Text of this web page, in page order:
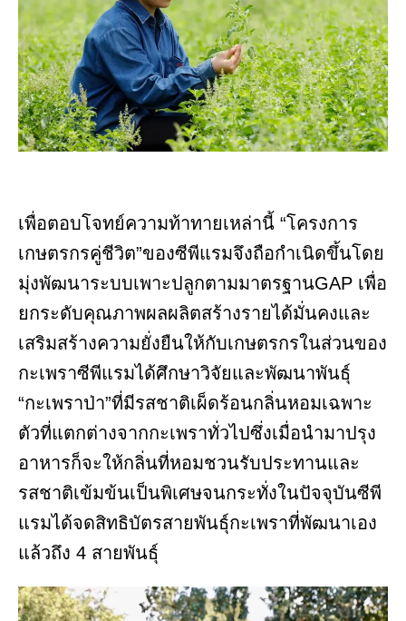
เพื่อตอบโจทย์ความท้าทายเหล่านี้ “โครงการ
เกษตรกรคู่ชีวิต”ของซีพีแรมจึงถือกำเนิดขึ้นโดย
มุ่งพัฒนาระบบเพาะปลูกตามมาตรฐานGAP เพื่อ
ยกระดับคุณภาพผลผลิตสร้างรายได้มั่นคงและ
เสริมสร้างความยั่งยืนให้กับเกษตรกรในส่วนของ
กะเพราซีพีแรมได้ศึกษาวิจัยและพัฒนาพันธุ์
“กะเพราป่า”ที่มีรสชาติเผ็ดร้อนกลิ่นหอมเฉพาะ
ตัวที่แตกต่างจากกะเพราทั่วไปซึ่งเมื่อนำมาปรุง
อาหารก็จะให้กลิ่นที่หอมชวนรับประทานและ
รสชาติเข้มข้นเป็นพิเศษจนกระทั่งในปัจจุบันซีพี
แรมได้จดสิทธิบัตรสายพันธุ์กะเพราที่พัฒนาเอง
แล้วถึง 4 สายพันธุ์